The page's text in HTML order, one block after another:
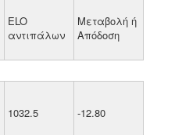
ELO
αντιπάλων
Μεταβολή ή
Απόδοση
1032.5 -12.80